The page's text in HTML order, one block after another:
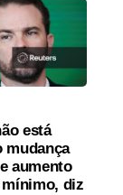
está
mudança
aumento
diz